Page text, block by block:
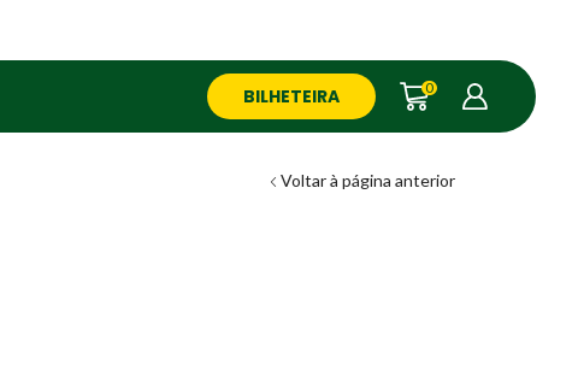
BILHETEIRA 0
Voltar à página anterior